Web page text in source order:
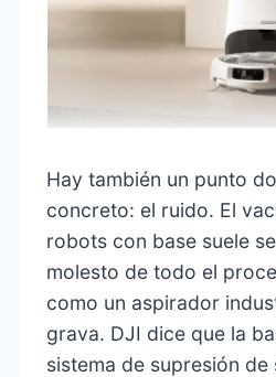
Hay también un punto
concreto: el ruido. El
robots con base suele
molesto de todo el
como un aspirador
grava. DJI dice que la
sistema de supresión